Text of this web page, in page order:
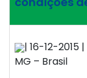
| 16-12-2015
MG – Brasil